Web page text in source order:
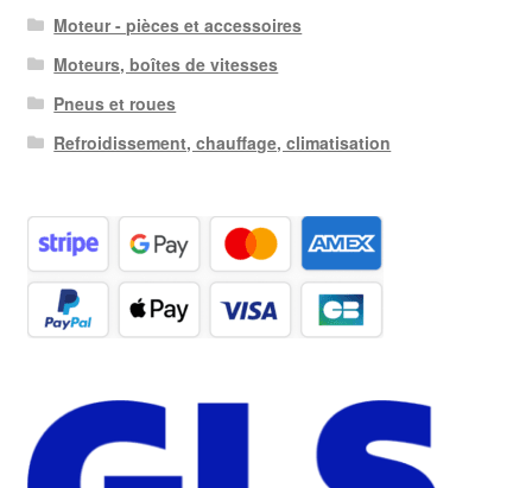
Moteur - pièces et accessoires
Moteurs, boîtes de vitesses
Pneus et roues
Refroidissement, chauffage, climatisation